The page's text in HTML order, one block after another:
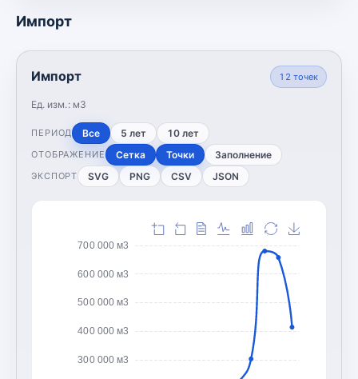
Импорт
Импорт
Ед. изм.: м3
12 точек
ПЕРИОД Все 5 лет 10 лет
ОТОБРАЖЕНИЕ Сетка Точки Заполнение
ЭКСПОРТ SVG PNG CSV JSON
300 000 м3
400 000 м3
500 000 м3
600 000 м3
700 000 м3